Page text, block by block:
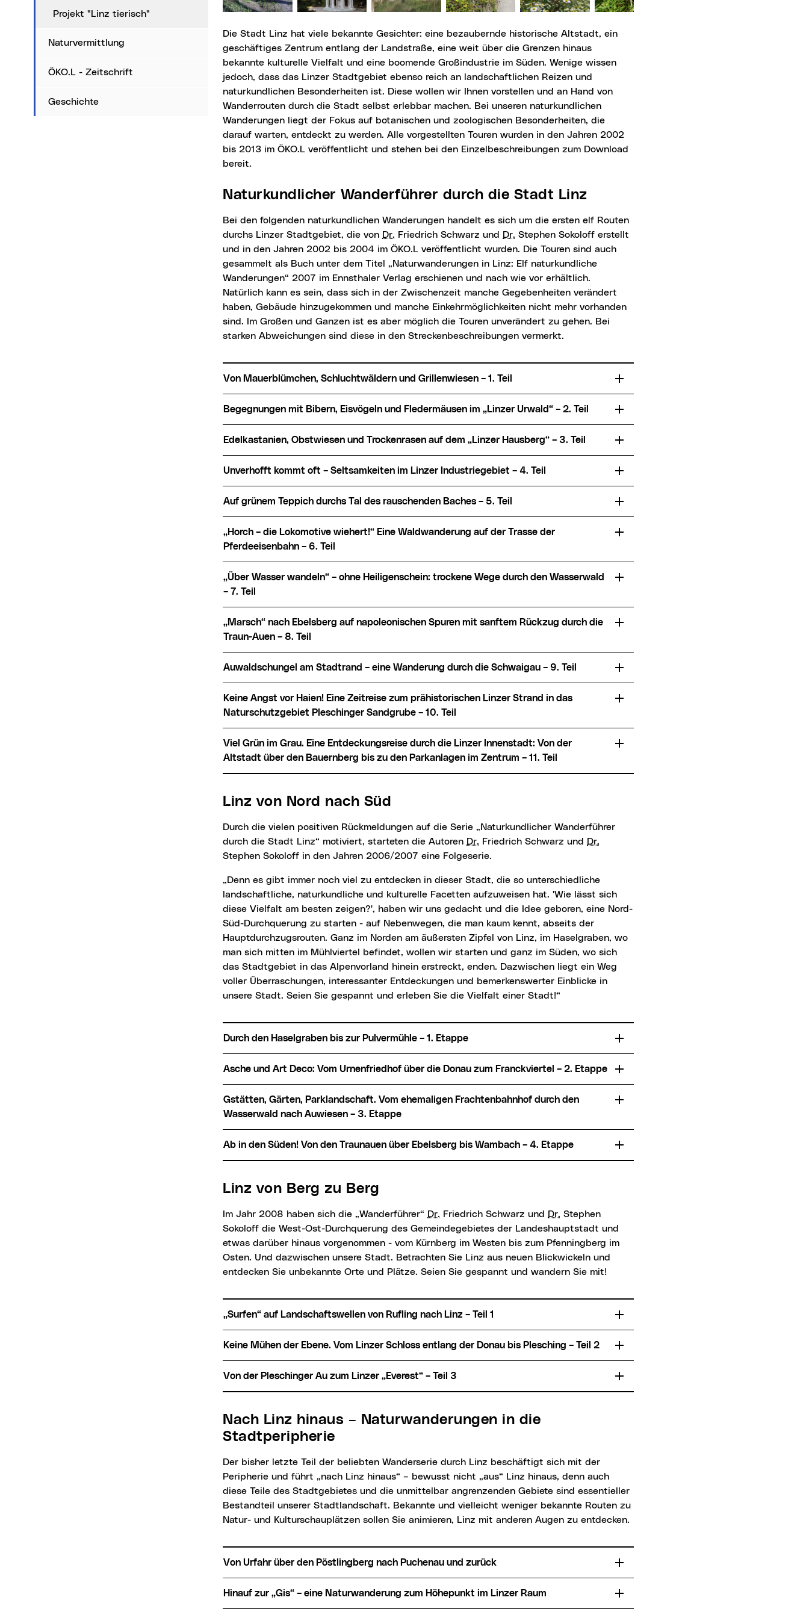
Projekt "Linz tierisch"
Naturvermittlung
ÖKO.L - Zeitschrift
Geschichte
Die Stadt Linz hat viele bekannte Gesichter: eine bezaubernde historische Altstadt, ein
geschäftiges Zentrum entlang der Landstraße, eine weit über die Grenzen hinaus
bekannte kulturelle Vielfalt und eine boomende Großindustrie im Süden. Wenige wissen
jedoch, dass das Linzer Stadtgebiet ebenso reich an landschaftlichen Reizen und
naturkundlichen Besonderheiten ist. Diese wollen wir Ihnen vorstellen und an Hand von
Wanderrouten durch die Stadt selbst erlebbar machen. Bei unseren naturkundlichen
Wanderungen liegt der Fokus auf botanischen und zoologischen Besonderheiten, die
darauf warten, entdeckt zu werden. Alle vorgestellten Touren wurden in den Jahren 2002
bis 2013 im ÖKO.L veröffentlicht und stehen bei den Einzelbeschreibungen zum Download
bereit.
Naturkundlicher Wanderführer durch die Stadt Linz
Bei den folgenden naturkundlichen Wanderungen handelt es sich um die ersten elf Routen
durchs Linzer Stadtgebiet, die von Dr. Friedrich Schwarz und Dr. Stephen Sokoloff erstellt
und in den Jahren 2002 bis 2004 im ÖKO.L veröffentlicht wurden. Die Touren sind auch
gesammelt als Buch unter dem Titel „Naturwanderungen in Linz: Elf naturkundliche
Wanderungen“ 2007 im Ennsthaler Verlag erschienen und nach wie vor erhältlich.
Natürlich kann es sein, dass sich in der Zwischenzeit manche Gegebenheiten verändert
haben, Gebäude hinzugekommen und manche Einkehrmöglichkeiten nicht mehr vorhanden
sind. Im Großen und Ganzen ist es aber möglich die Touren unverändert zu gehen. Bei
starken Abweichungen sind diese in den Streckenbeschreibungen vermerkt.
Von Mauerblümchen, Schluchtwäldern und Grillenwiesen – 1. Teil
Begegnungen mit Bibern, Eisvögeln und Fledermäusen im „Linzer Urwald“ – 2. Teil
Edelkastanien, Obstwiesen und Trockenrasen auf dem „Linzer Hausberg“ – 3. Teil
Unverhofft kommt oft – Seltsamkeiten im Linzer Industriegebiet – 4. Teil
Auf grünem Teppich durchs Tal des rauschenden Baches – 5. Teil
„Horch – die Lokomotive wiehert!“ Eine Waldwanderung auf der Trasse der
Pferdeeisenbahn – 6. Teil
„Über Wasser wandeln“ – ohne Heiligenschein: trockene Wege durch den Wasserwald
– 7. Teil
„Marsch“ nach Ebelsberg auf napoleonischen Spuren mit sanftem Rückzug durch die
Traun-Auen – 8. Teil
Auwaldschungel am Stadtrand – eine Wanderung durch die Schwaigau – 9. Teil
Keine Angst vor Haien! Eine Zeitreise zum prähistorischen Linzer Strand in das
Naturschutzgebiet Pleschinger Sandgrube – 10. Teil
Viel Grün im Grau. Eine Entdeckungsreise durch die Linzer Innenstadt: Von der
Altstadt über den Bauernberg bis zu den Parkanlagen im Zentrum – 11. Teil
Linz von Nord nach Süd
Durch die vielen positiven Rückmeldungen auf die Serie „Naturkundlicher Wanderführer
durch die Stadt Linz“ motiviert, starteten die Autoren Dr. Friedrich Schwarz und Dr.
Stephen Sokoloff in den Jahren 2006/2007 eine Folgeserie.
„Denn es gibt immer noch viel zu entdecken in dieser Stadt, die so unterschiedliche
landschaftliche, naturkundliche und kulturelle Facetten aufzuweisen hat. 'Wie lässt sich
diese Vielfalt am besten zeigen?', haben wir uns gedacht und die Idee geboren, eine Nord-
Süd-Durchquerung zu starten - auf Nebenwegen, die man kaum kennt, abseits der
Hauptdurchzugsrouten. Ganz im Norden am äußersten Zipfel von Linz, im Haselgraben, wo
man sich mitten im Mühlviertel befindet, wollen wir starten und ganz im Süden, wo sich
das Stadtgebiet in das Alpenvorland hinein erstreckt, enden. Dazwischen liegt ein Weg
voller Überraschungen, interessanter Entdeckungen und bemerkenswerter Einblicke in
unsere Stadt. Seien Sie gespannt und erleben Sie die Vielfalt einer Stadt!“
Durch den Haselgraben bis zur Pulvermühle – 1. Etappe
Asche und Art Deco: Vom Urnenfriedhof über die Donau zum Franckviertel – 2. Etappe
Gstätten, Gärten, Parklandschaft. Vom ehemaligen Frachtenbahnhof durch den
Wasserwald nach Auwiesen – 3. Etappe
Ab in den Süden! Von den Traunauen über Ebelsberg bis Wambach – 4. Etappe
Linz von Berg zu Berg
Im Jahr 2008 haben sich die „Wanderführer“ Dr. Friedrich Schwarz und Dr. Stephen
Sokoloff die West-Ost-Durchquerung des Gemeindegebietes der Landeshauptstadt und
etwas darüber hinaus vorgenommen - vom Kürnberg im Westen bis zum Pfenningberg im
Osten. Und dazwischen unsere Stadt. Betrachten Sie Linz aus neuen Blickwickeln und
entdecken Sie unbekannte Orte und Plätze. Seien Sie gespannt und wandern Sie mit!
„Surfen“ auf Landschaftswellen von Rufling nach Linz – Teil 1
Keine Mühen der Ebene. Vom Linzer Schloss entlang der Donau bis Plesching – Teil 2
Von der Pleschinger Au zum Linzer „Everest“ – Teil 3
Nach Linz hinaus – Naturwanderungen in die
Stadtperipherie
Der bisher letzte Teil der beliebten Wanderserie durch Linz beschäftigt sich mit der
Peripherie und führt „nach Linz hinaus“ – bewusst nicht „aus“ Linz hinaus, denn auch
diese Teile des Stadtgebietes und die unmittelbar angrenzenden Gebiete sind essentieller
Bestandteil unserer Stadtlandschaft. Bekannte und vielleicht weniger bekannte Routen zu
Natur- und Kulturschauplätzen sollen Sie animieren, Linz mit anderen Augen zu entdecken.
Von Urfahr über den Pöstlingberg nach Puchenau und zurück
Hinauf zur „Gis“ – eine Naturwanderung zum Höhepunkt im Linzer Raum